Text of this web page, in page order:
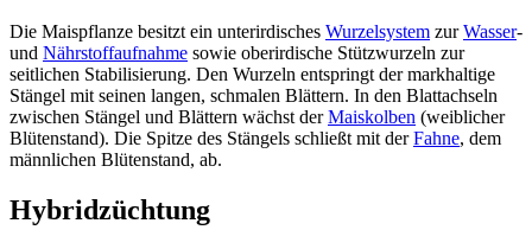
Die Maispflanze besitzt ein unterirdisches Wurzelsystem zurWasser-
und Nährstoffaufnahme sowie oberirdische Stützwurzeln zur
seitlichen Stabilisierung. Den Wurzeln entspringt der markhaltige
Stängel mit seinen langen, schmalen Blättern. In den Blattachseln
zwischen Stängel und Blättern wächst derMaiskolben (weiblicher
Blütenstand). Die Spitze des Stängels schließt mit derFahne, dem
männlichen Blütenstand, ab.
Hybridzüchtung